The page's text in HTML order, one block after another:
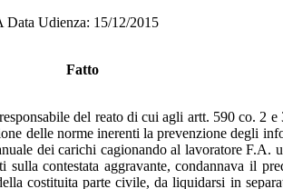
Udienza: 15/12/2015
Fatto
del reato di cui agli artt. 590 co. 2
delle norme inerenti la prevenzione degli
dei carichi cagionando al lavoratore F.A.
contestata aggravante, condannava il
costituita parte civile, da liquidarsi in